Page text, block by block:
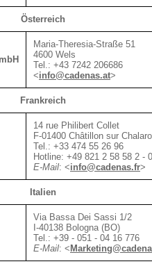
Österreich
Maria-Theresia-Straße 51
4600 Wels
Tel.: +43 7242 206686
<info@cadenas.at>
Frankreich
14 rue Philibert Collet
F-01400 Châtillon sur
Tel.: +33 474 55 26 96
Hotline: +49 821 2 58 58 2 - 0
E-Mail: <info@cadenas.fr>
Italien
Via Bassa Dei Sassi 1/2
I-40138 Bologna (BO)
Tel.: +39 - 051 - 04 16 776
E-Mail: <